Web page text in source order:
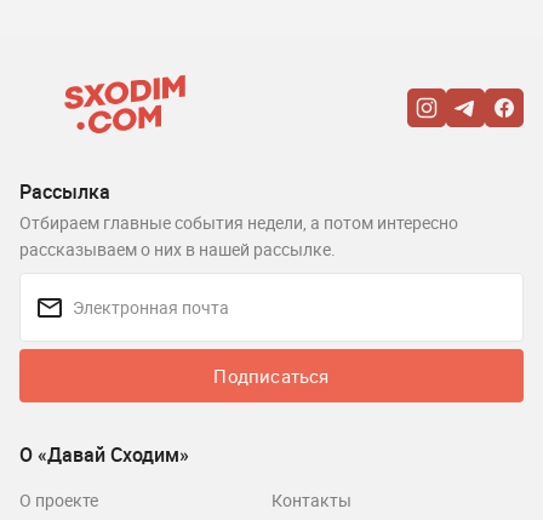
Рассылка
Отбираем главные события недели, а потом интересно
рассказываем о них в нашей рассылке.
Подписаться
О «Давай Сходим»
О проекте Контакты